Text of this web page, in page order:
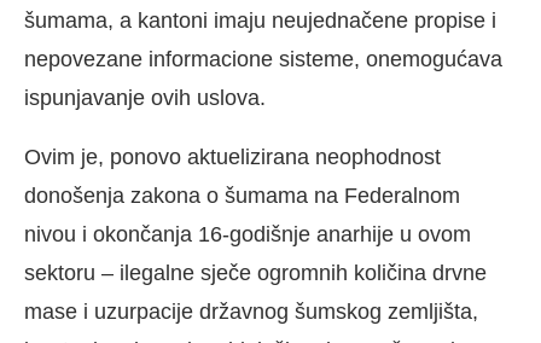
šumama, a kantoni imaju neujednačene propise i
nepovezane informacione sisteme, onemogućava
ispunjavanje ovih uslova.
Ovim je, ponovo aktuelizirana neophodnost
donošenja zakona o šumama na Federalnom
nivou i okončanja 16-godišnje anarhije u ovom
sektoru – ilegalne sječe ogromnih količina drvne
mase i uzurpacije državnog šumskog zemljišta,